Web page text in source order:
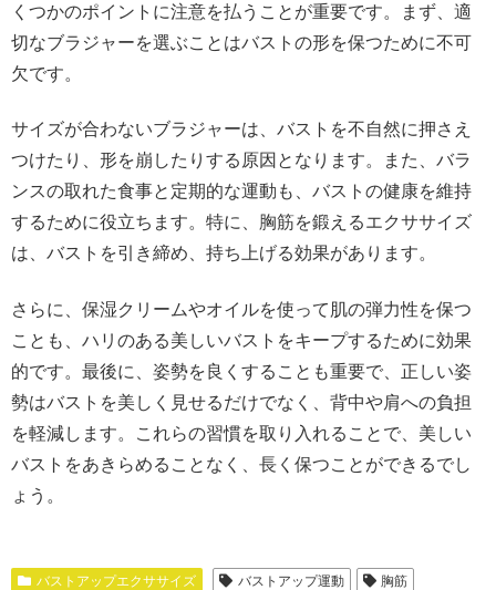
くつかのポイントに注意を払うことが重要です。まず、適
切なブラジャーを選ぶことはバストの形を保つために不可
欠です。
サイズが合わないブラジャーは、バストを不自然に押さえ
つけたり、形を崩したりする原因となります。また、バラ
ンスの取れた食事と定期的な運動も、バストの健康を維持
するために役立ちます。特に、胸筋を鍛えるエクササイズ
は、バストを引き締め、持ち上げる効果があります。
さらに、保湿クリームやオイルを使って肌の弾力性を保つ
ことも、ハリのある美しいバストをキープするために効果
的です。最後に、姿勢を良くすることも重要で、正しい姿
勢はバストを美しく見せるだけでなく、背中や肩への負担
を軽減します。これらの習慣を取り入れることで、美しい
バストをあきらめることなく、長く保つことができるでし
ょう。
バストアップエクササイズ バストアップ運動 胸筋